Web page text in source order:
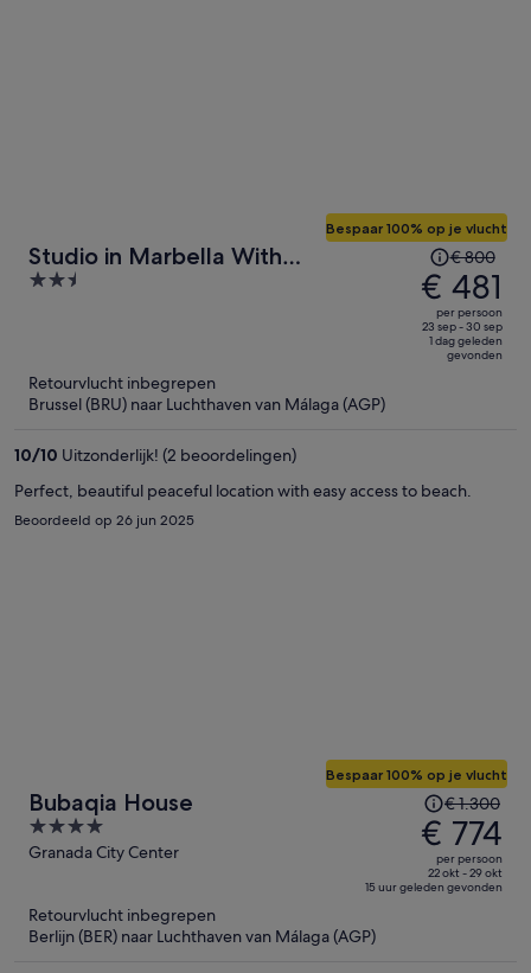
Studio in Marbella With
Beachfront Pool
2.5
Bespaar 100% op je vlucht
De
prijs
was
€ 800,
de
persoon
€ 800
€ 481
per persoon
23 sep - 30 sep
1 dag geleden
gevonden
Retourvlucht inbegrepen
Brussel (BRU) naar Luchthaven van Málaga (AGP)
10/10 Uitzonderlijk! (2 beoordelingen)
Perfect, beautiful peaceful location with easy access to beach.
Beoordeeld op 26 jun 2025
Bubaqia House
4
out
Granada City Center
Bespaar 100% op je vlucht
De
prijs
was
€ 1.300,
de
€ 1.300
€ 774
per persoon
22 okt - 29 okt
15 uur geleden gevonden
Retourvlucht inbegrepen
Berlijn (BER) naar Luchthaven van Málaga (AGP)